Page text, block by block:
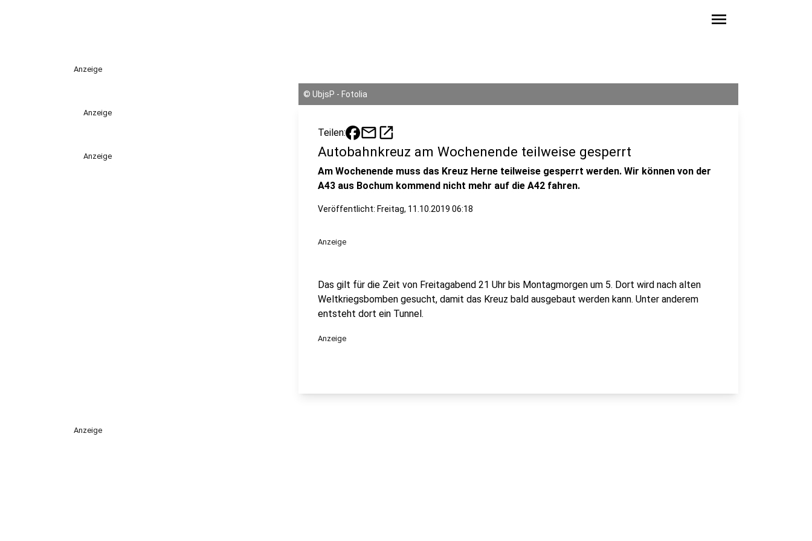
menu
Anzeige
Anzeige
Anzeige
© UbjsP - Fotolia
Teilen: mailopen_in_new
Autobahnkreuz am Wochenende teilweise gesperrt
Am Wochenende muss das Kreuz Herne teilweise gesperrt werden. Wir können von der
A43 aus Bochum kommend nicht mehr auf die A42 fahren.
Veröffentlicht: Freitag, 11.10.2019 06:18
Anzeige
Das gilt für die Zeit von Freitagabend 21 Uhr bis Montagmorgen um 5. Dort wird nach alten
Weltkriegsbomben gesucht, damit das Kreuz bald ausgebaut werden kann. Unter anderem
entsteht dort ein Tunnel.
Anzeige
Anzeige